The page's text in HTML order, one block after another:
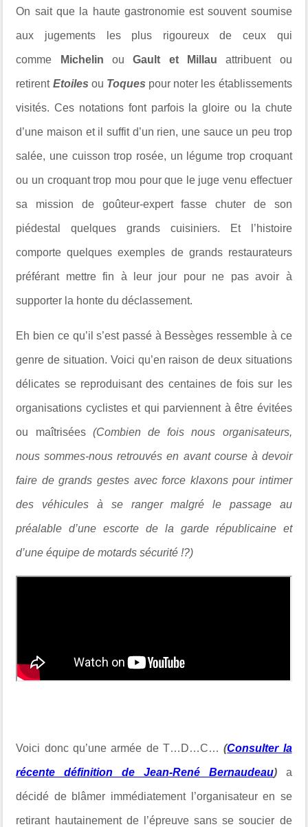
On sait que la haute gastronomie est souvent soumise
aux jugements les plus rigoureux de ceux qui
comme Michelin ouGault et Millau attribuent ou
retirent Etoiles ou Toques pour noter les établissements
visités. Ces notations font parfois la gloire ou la chute
d’une maison et il suffit d’un rien, une sauce un peu trop
salée, une cuisson trop rosée, un légume trop croquant
ou un croquant trop mou pour que le juge venu effectuer
sa mission de goûteur-expert fasse chuter de son
piédestal quelques grands cuisiniers. Et l’histoire
comporte quelques exemples de grands restaurateurs
préférant mettre fin à leur jour pour ne pas avoir à
supporter la honte du déclassement.
Eh bien ce qu’il s’est passé à Bessèges ressemble à ce
genre de situation. Voici qu’en raison de deux situations
délicates se reproduisant des centaines de fois sur les
organisations cyclistes et qui parviennent à être évitées
ou maîtrisées (Combien de fois nous organisateurs,
nous sommes-nous retrouvés en avant course à devoir
faire de grands gestes avec force klaxons pour intimer
des véhicules à se ranger malgré le passage au
préalable d’une escorte de la garde républicaine et
d’une équipe de motards sécurité !?)
Voici donc qu’une armée de T…D…C…(Consulter la
récente définition de Jean-René Bernaudeau)a
décidé de blâmer immédiatement l’organisateur en se
retirant hautainement de l’épreuve sans se soucier de